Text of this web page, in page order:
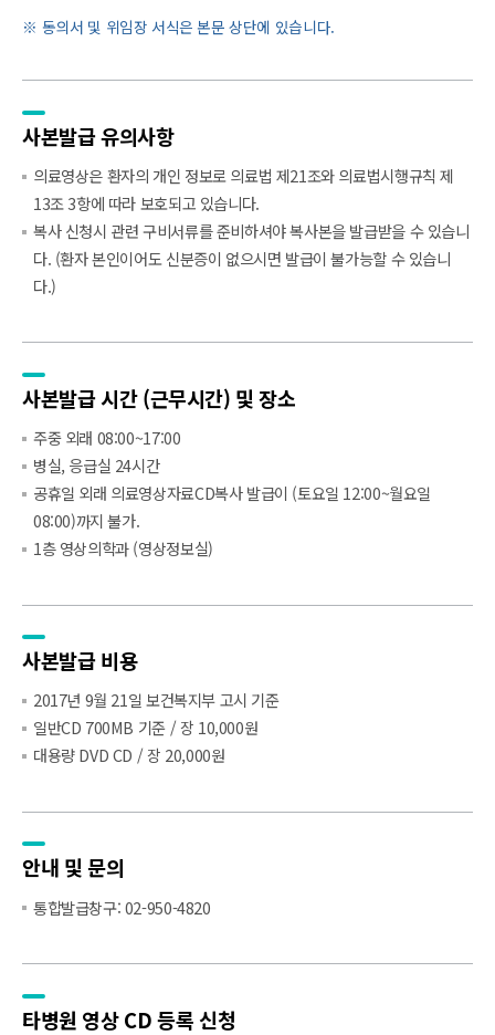
동의서 및 위임장 서식은 본문 상단에 있습니다.
사본발급 유의사항
의료영상은 환자의 개인 정보로 의료법 제21조와 의료법시행규칙 제
13조 3항에 따라 보호되고 있습니다.
복사 신청시 관련 구비서류를 준비하셔야 복사본을 발급받을 수 있습니
다. (환자 본인이어도 신분증이 없으시면 발급이 불가능할 수 있습니
다.)
사본발급 시간(근무시간) 및장소
주중 외래 08:00~17:00
병실, 응급실 24시간
공휴일 외래 의료영상자료CD복사 발급이 (토요일 12:00~월요일
08:00)까지 불가.
1층 영상의학과 (영상정보실)
사본발급 비용
2017년 9월 21일 보건복지부 고시 기준
일반CD 700MB 기준 / 장 10,000원
대용량 DVD CD / 장 20,000원
안내 및 문의
통합발급창구: 02-950-4820
타병원 영상CD 등록 신청